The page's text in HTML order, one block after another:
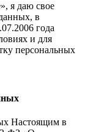
я даю свое
в
года
и для
персональных
Настоящим в